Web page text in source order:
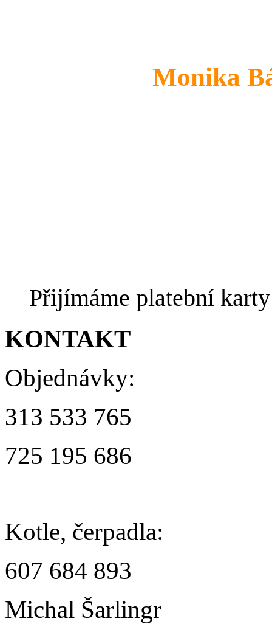
Monika
Přijímáme platební
KONTAKT
Objednávky:
313 533 765
725 195 686
Kotle, čerpadla:
607 684 893
Michal Šarlingr